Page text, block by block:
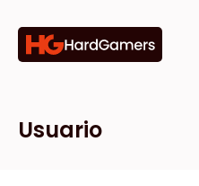
Categorías
Marcas
Tiendas
Usuario